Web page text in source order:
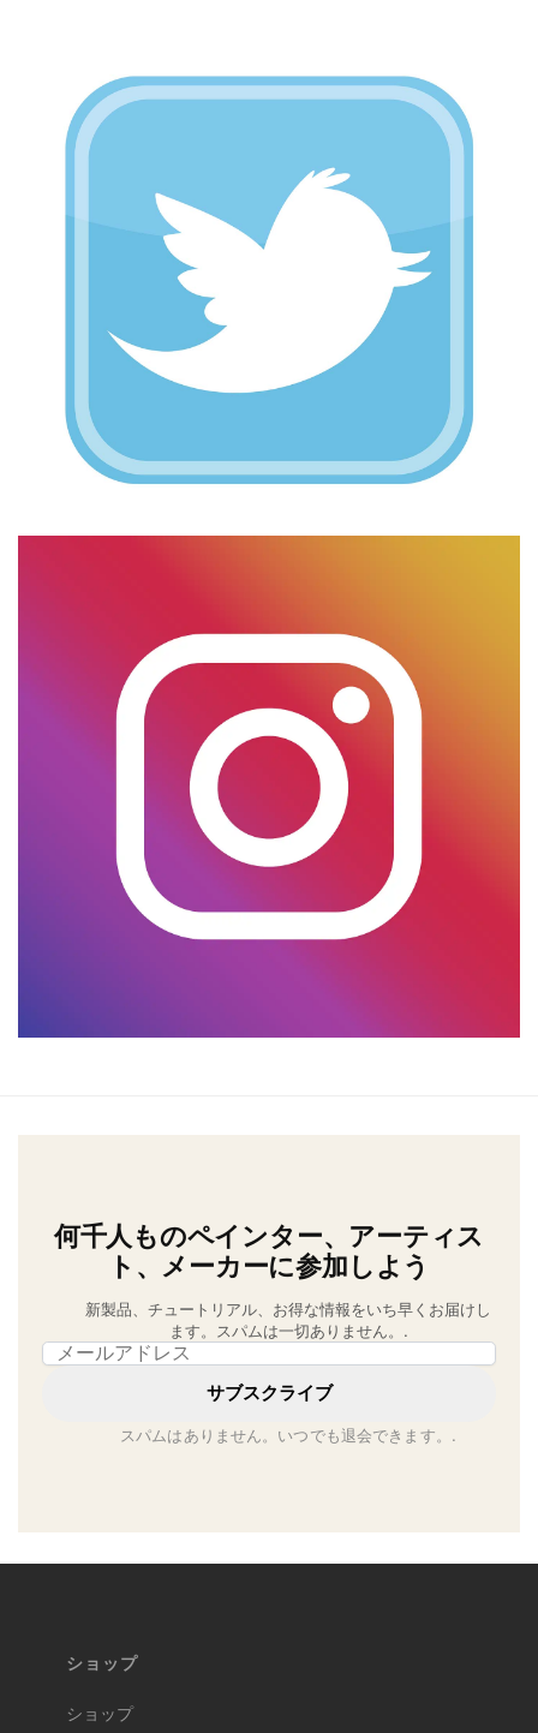
何千人ものペインター、アーティス
ト、メーカーに参加しよう
新製品、チュートリアル、お得な情報をいち早くお届けし
ます。スパムは一切ありません。.
Email address
サブスクライブ
スパムはありません。いつでも退会できます。.
ショップ
ショップ